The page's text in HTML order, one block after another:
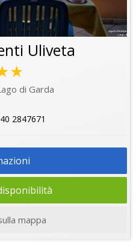
Uliveta
di Garda
2847671
mappa